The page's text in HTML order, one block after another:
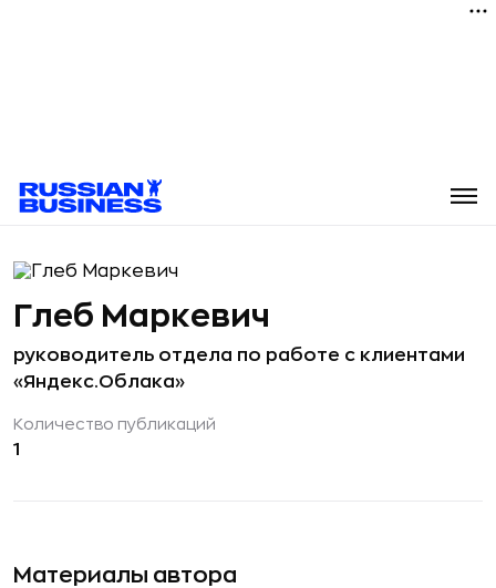
Материалы автора
Глеб Маркевич
руководитель отдела по работе с клиентами
«Яндекс.Облака»
Количество публикаций
1